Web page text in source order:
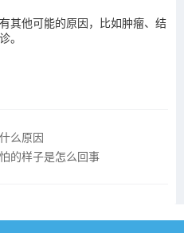
其他可能的原因，比如肿瘤、结
。
么原因
的样子是怎么回事